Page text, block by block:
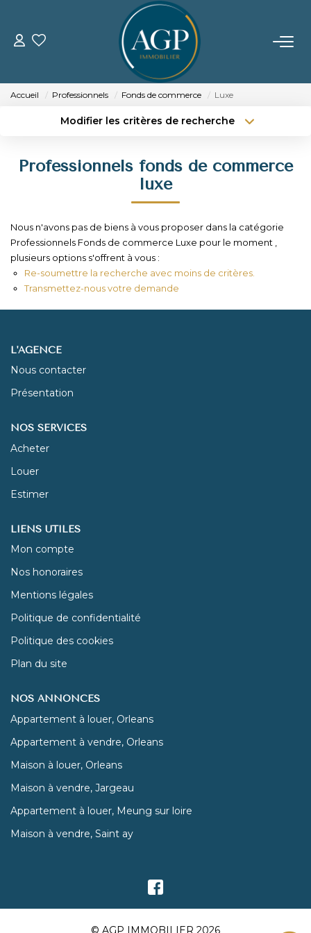
ACHETER
Nos Biens Vendus
GERER
Accueil Professionnels Fonds de commerce Luxe
Modifier les critères de recherche
Type de bien
Créer une alerte
Professionnels fonds de commerce
luxe
Nous n'avons pas de biens à vous proposer dans la catégorie
Professionnels Fonds de commerce Luxe pour le moment ,
plusieurs options s'offrent à vous :
Re-soumettre la recherche avec moins de critères.
Transmettez-nous votre demande
L'AGENCE
Nous contacter
Présentation
NOS SERVICES
Acheter
Louer
Estimer
LIENS UTILES
Mon compte
Nos honoraires
Mentions légales
Politique de confidentialité
Politique des cookies
Plan du site
NOS ANNONCES
Appartement à louer, Orleans
Appartement à vendre, Orleans
Maison à louer, Orleans
Maison à vendre, Jargeau
Appartement à louer, Meung sur loire
Maison à vendre, Saint ay
© AGP IMMOBILIER 2026